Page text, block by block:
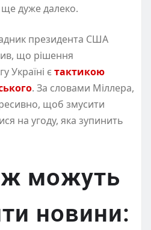
дуже далеко.
президента США
що рішення
Україні є тактикою
. За словами Міллера,
щоб змусити
на угоду, яка зупинить
можуть
новини: